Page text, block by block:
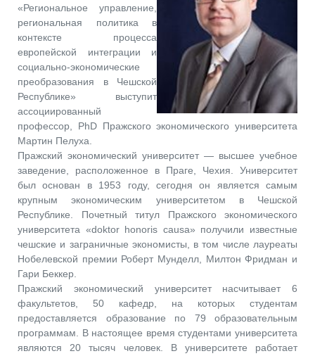
«Региональное управление,
региональная политика в
контексте процесса
европейской интеграции и
социально-экономические
преобразования в Чешской
Республике» выступит
ассоциированный
профессор, PhD Пражского экономического университета
Мартин Пелуха.
Пражский экономический университет — высшее учебное
заведение, расположенное в Праге, Чехия. Университет
был основан в 1953 году, сегодня он является самым
крупным экономическим университетом в Чешской
Республике. Почетный титул Пражского экономического
университета «doktor honoris causa» получили известные
чешские и заграничные экономисты, в том числе лауреаты
Нобелевской премии Роберт Мунделл, Милтон Фридман и
Гари Беккер.
Пражский экономический университет насчитывает 6
факультетов, 50 кафедр, на которых студентам
предоставляется образование по 79 образовательным
программам. В настоящее время студентами университета
являются 20 тысяч человек. В университете работает